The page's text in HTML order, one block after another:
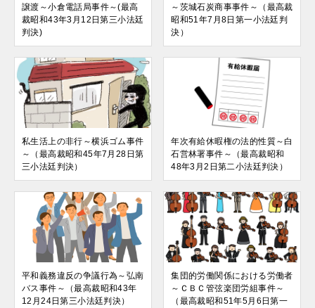
譲渡～小倉電話局事件～(最高
裁昭和43年3月12日第三小法廷
判決)
～茨城石炭商事事件～（最高裁
昭和51年7月8日第一小法廷判
決）
私生活上の非行～横浜ゴム事件
～（最高裁昭和45年7月28日第
三小法廷判決）
年次有給休暇権の法的性質～白
石営林署事件～（最高裁昭和
48年3月2日第二小法廷判決）
平和義務違反の争議行為～弘南
バス事件～（最高裁昭和43年
12月24日第三小法廷判決）
集団的労働関係における労働者
～ＣＢＣ管弦楽団労組事件～
（最高裁昭和51年5月6日第一